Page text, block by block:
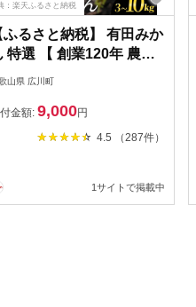
：楽天ふるさと納税
ふるさと納税】 有田みか
特選 【 創業120年 農家
送 】 / 温州みかん 有田
3kg 5kg 10kg 9000円
年11月中旬～2027
山県 広川町
金額: 9,000円
4.5 （287件）
1サイトで掲載中